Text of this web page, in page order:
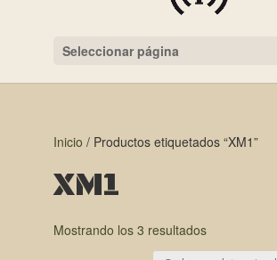
Seleccionar página
Inicio / Productos etiquetados “XM1”
XM1
Mostrando los 3 resultados